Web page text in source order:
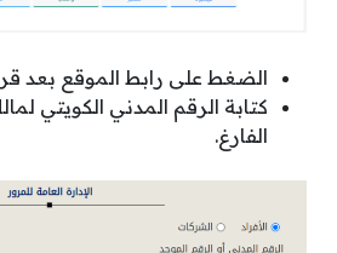
الضغط على رابط الموقع بعد
كتابة الرقم المدني الكويتي
الفارغ.